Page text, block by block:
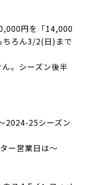
円を 「14,000
ちろん3/2(日)まで
。シーズン後半
2024-25シーズン
ー営業日は～